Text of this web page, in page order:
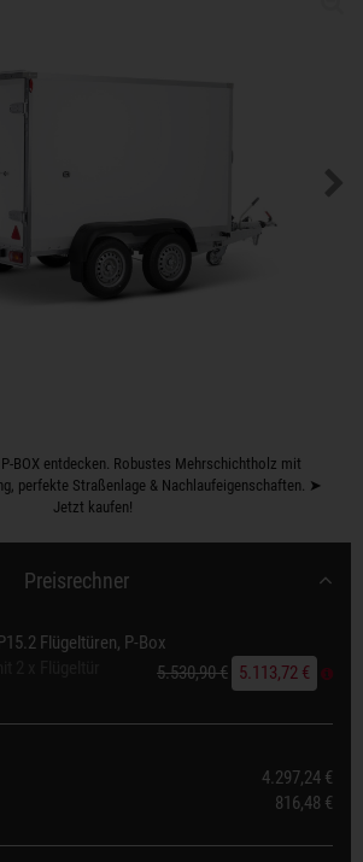
BOX entdecken. Robustes Mehrschichtholz mit
perfekte Straßenlage & Nachlaufeigenschaften. ➤
Jetzt kaufen!
Preisrechner
Flügeltüren, P-Box
5.530,90 € 5.113,72 €
4.297,24 €
816,48 €